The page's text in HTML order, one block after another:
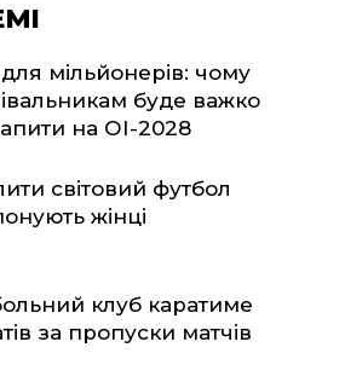
для мільйонерів: чому
буде важко
на ОІ-2028
світовий футбол
жінці
клуб каратиме
за пропуски матчів